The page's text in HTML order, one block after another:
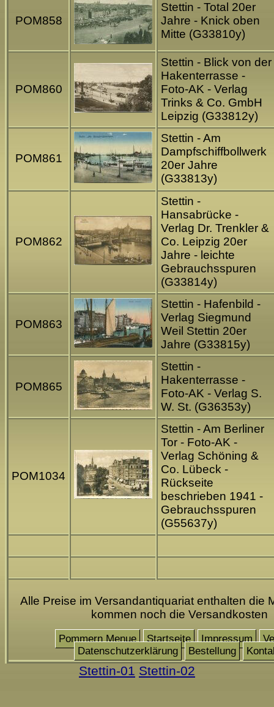
POM858
Stettin - Total 20er
Jahre - Knick oben
Mitte (G33810y)
POM860
Stettin - Blick von der
Hakenterrasse -
Foto-AK - Verlag
Trinks & Co. GmbH
Leipzig (G33812y)
POM861
Stettin - Am
Dampfschiffbollwerk
20er Jahre
(G33813y)
POM862
Stettin -
Hansabrücke -
Verlag Dr. Trenkler &
Co. Leipzig 20er
Jahre - leichte
Gebrauchsspuren
(G33814y)
POM863
Stettin - Hafenbild -
Verlag Siegmund
Weil Stettin 20er
Jahre (G33815y)
POM865
Stettin -
Hakenterrasse -
Foto-AK - Verlag S.
W. St. (G36353y)
POM1034
Stettin - Am Berliner
Tor - Foto-AK -
Verlag Schöning &
Co. Lübeck -
Rückseite
beschrieben 1941 -
Gebrauchsspuren
(G55637y)
Alle Preise im Versandantiquariat enthalten die
kommen noch die Versandkosten
Pommern Menue Startseite Impressum
Datenschutzerklärung
Bestellung
Stettin-01 Stettin-02